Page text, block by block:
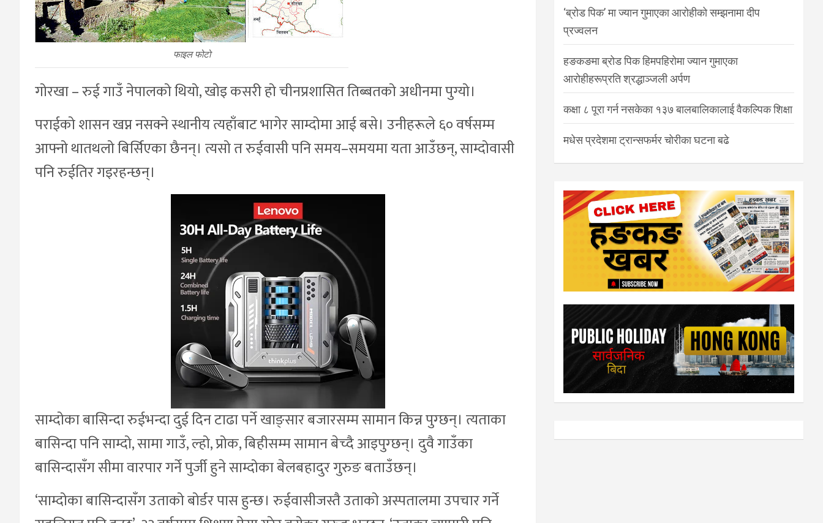
फाइल फोटो
गोरखा – रुई गाउँ नेपालको थियो, खोइ कसरी हो चीनप्रशासित तिब्बतको अधीनमा पुग्यो।
पराईको शासन खप्न नसक्ने स्थानीय त्यहाँबाट भागेर साम्दोमा आई बसे। उनीहरूले ६० वर्षसम्म
आफ्नो थातथलो बिर्सिएका छैनन्। त्यसो त रुईवासी पनि समय–समयमा यता आउँछन्, साम्दोवासी
पनि रुईतिर गइरहन्छन्।
साम्दोका बासिन्दा रुईभन्दा दुई दिन टाढा पर्ने खाङ्सार बजारसम्म सामान किन्न पुग्छन्। त्यताका
बासिन्दा पनि साम्दो, सामा गाउँ, ल्हो, प्रोक, बिहीसम्म सामान बेच्दै आइपुग्छन्। दुवै गाउँका
बासिन्दासँग सीमा वारपार गर्ने पुर्जी हुने साम्दोका बेलबहादुर गुरुङ बताउँछन्।
‘साम्दोका बासिन्दासँग उताको बोर्डर पास हुन्छ। रुईवासीजस्तै उताको अस्पतालमा उपचार गर्ने
‘ब्रोड पिक’ मा ज्यान गुमाएका आरोहीको सम्झनामा दीप
प्रज्वलन
हङकङमा ब्रोड पिक हिमपहिरोमा ज्यान गुमाएका
आरोहीहरूप्रति श्रद्धाञ्जली अर्पण
कक्षा ८ पूरा गर्न नसकेका १३७ बालबालिकालाई वैकल्पिक शिक्षा
मधेस प्रदेशमा ट्रान्सफर्मर चोरीका घटना बढे